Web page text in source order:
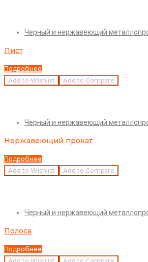
Черный и нержавеющий
Лист
Подробнее
Add to Wishlist
Add to Compare
Черный и нержавеющий
Нержавеющий прокат
Подробнее
Add to Wishlist
Add to Compare
Черный и нержавеющий
Полоса
Подробнее